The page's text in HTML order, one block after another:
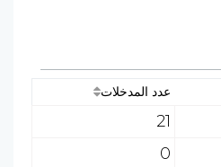
عدد المدخلات
21
0